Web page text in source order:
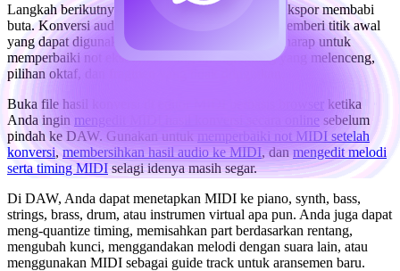
Langkah berikutnya adalah pembersihan, bukan ekspor membabi
buta. Konversi audio-ke-MIDI berbasis AI bisa memberi titik awal
yang dapat digunakan, tetapi Anda sebaiknya berharap untuk
memperbaiki not ekstra, not yang hilang, timing yang melenceng,
pilihan oktaf, dan fragmen yang tidak diinginkan.
Buka file hasil konversi di
editor MIDI berbasis browser ketika
Anda ingin mengedit MIDI hasil konversi secara online sebelum
pindah ke DAW. Gunakan untuk
memperbaiki not MIDI setelah
konversi,membersihkan hasil audio ke MIDI, danmengedit melodi
serta timing MIDIselagi idenya masih segar.
Di DAW, Anda dapat menetapkan MIDI ke piano, synth, bass,
strings, brass, drum, atau instrumen virtual apa pun. Anda juga dapat
meng-quantize timing, memisahkan part berdasarkan rentang,
mengubah kunci, menggandakan melodi dengan suara lain, atau
menggunakan MIDI sebagai guide track untuk aransemen baru.